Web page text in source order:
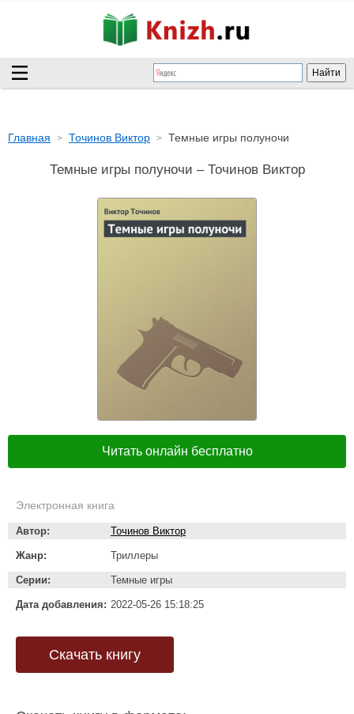
Главная Точинов Виктор Темные игры полуночи
Темные игры полуночи – Точинов Виктор
Читать онлайн бесплатно
Электронная книга
Автор: Точинов Виктор
Жанр: Триллеры
Серии: Темные игры
Дата добавления: 2022-05-26 15:18:25
Скачать книгу